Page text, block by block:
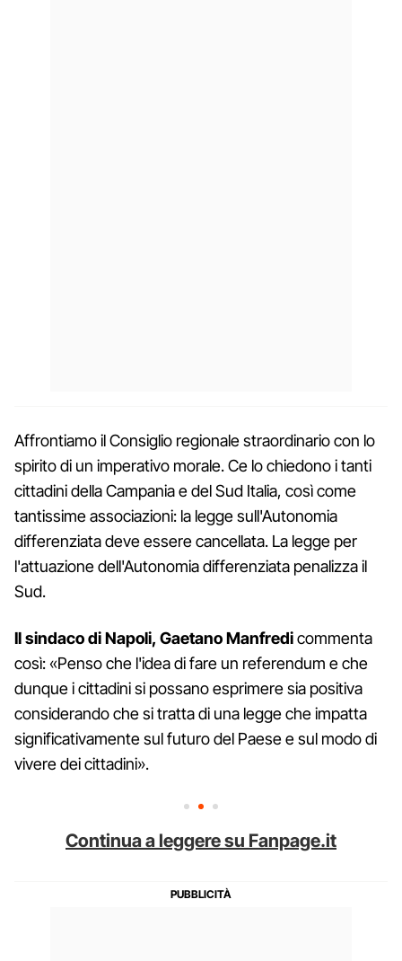
Affrontiamo il Consiglio regionale straordinario con lo
spirito di un imperativo morale. Ce lo chiedono i tanti
cittadini della Campania e del Sud Italia, così come
tantissime associazioni: la legge sull'Autonomia
differenziata deve essere cancellata. La legge per
l'attuazione dell'Autonomia differenziata penalizza il
Sud.
Il sindaco di Napoli, Gaetano Manfredicommenta
così: «Penso che l'idea di fare un referendum e che
dunque i cittadini si possano esprimere sia positiva
considerando che si tratta di una legge che impatta
significativamente sul futuro del Paese e sul modo di
vivere dei cittadini».
Continua a leggere su Fanpage.it